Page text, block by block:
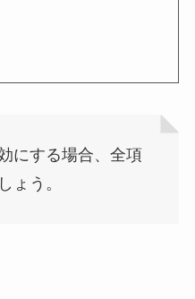
にする場合、全項
ょう。